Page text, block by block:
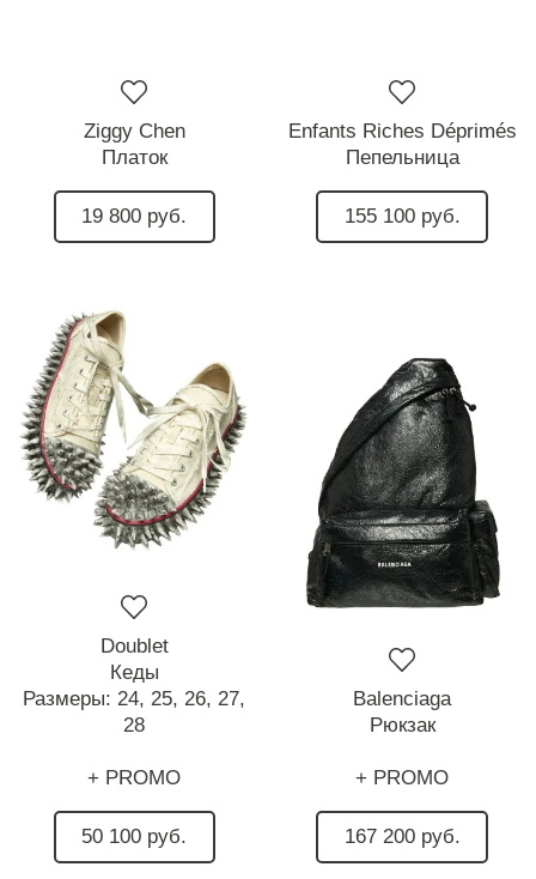
Ziggy Chen
Платок
19 800 руб.
Enfants Riches Déprimés
Пепельница
155 100 руб.
Doublet
Кеды
Размеры: 24, 25, 26, 27,
28
+ PROMO
50 100 руб.
Balenciaga
Рюкзак
+ PROMO
167 200 руб.